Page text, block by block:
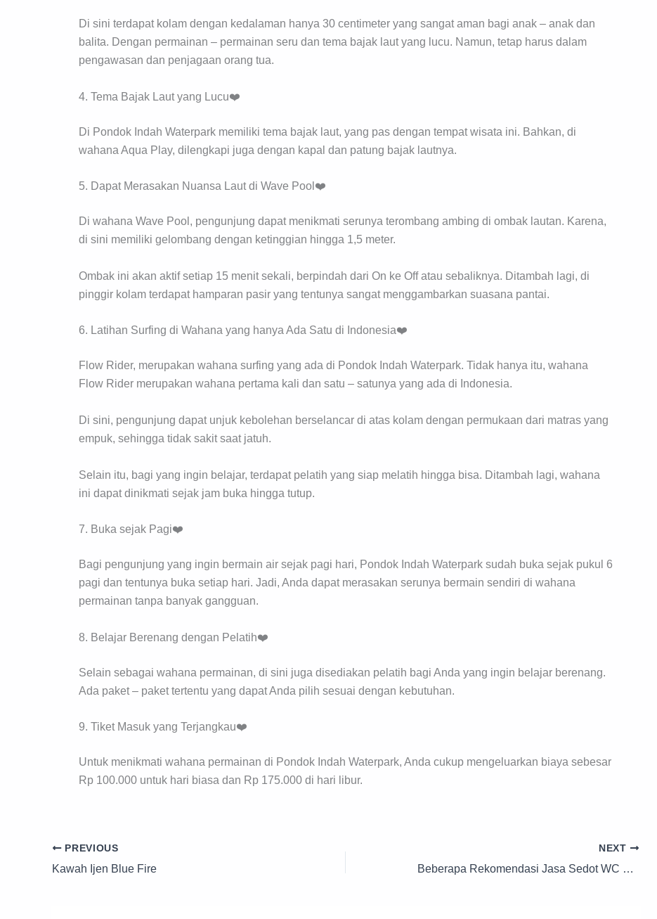
Di sini terdapat kolam dengan kedalaman hanya 30 centimeter yang sangat aman bagi anak – anak dan
balita. Dengan permainan – permainan seru dan tema bajak laut yang lucu. Namun, tetap harus dalam
pengawasan dan penjagaan orang tua.
4. Tema Bajak Laut yang Lucu❤️
Di Pondok Indah Waterpark memiliki tema bajak laut, yang pas dengan tempat wisata ini. Bahkan, di
wahana Aqua Play, dilengkapi juga dengan kapal dan patung bajak lautnya.
5. Dapat Merasakan Nuansa Laut di Wave Pool❤️
Di wahana Wave Pool, pengunjung dapat menikmati serunya terombang ambing di ombak lautan. Karena,
di sini memiliki gelombang dengan ketinggian hingga 1,5 meter.
Ombak ini akan aktif setiap 15 menit sekali, berpindah dari On ke Off atau sebaliknya. Ditambah lagi, di
pinggir kolam terdapat hamparan pasir yang tentunya sangat menggambarkan suasana pantai.
6. Latihan Surfing di Wahana yang hanya Ada Satu di Indonesia❤️
Flow Rider, merupakan wahana surfing yang ada di Pondok Indah Waterpark. Tidak hanya itu, wahana
Flow Rider merupakan wahana pertama kali dan satu – satunya yang ada di Indonesia.
Di sini, pengunjung dapat unjuk kebolehan berselancar di atas kolam dengan permukaan dari matras yang
empuk, sehingga tidak sakit saat jatuh.
Selain itu, bagi yang ingin belajar, terdapat pelatih yang siap melatih hingga bisa. Ditambah lagi, wahana
ini dapat dinikmati sejak jam buka hingga tutup.
7. Buka sejak Pagi❤️
Bagi pengunjung yang ingin bermain air sejak pagi hari, Pondok Indah Waterpark sudah buka sejak pukul 6
pagi dan tentunya buka setiap hari. Jadi, Anda dapat merasakan serunya bermain sendiri di wahana
permainan tanpa banyak gangguan.
8. Belajar Berenang dengan Pelatih❤️
Selain sebagai wahana permainan, di sini juga disediakan pelatih bagi Anda yang ingin belajar berenang.
Ada paket – paket tertentu yang dapat Anda pilih sesuai dengan kebutuhan.
9. Tiket Masuk yang Terjangkau❤️
Untuk menikmati wahana permainan di Pondok Indah Waterpark, Anda cukup mengeluarkan biaya sebesar
Rp 100.000 untuk hari biasa dan Rp 175.000 di hari libur.
PREVIOUS
Kawah Ijen Blue Fire
NEXT
Beberapa Rekomendasi Jasa Sedot WC di Daerah Cibitung Dengan Harga Mulai Dari Rp.300 Ribu